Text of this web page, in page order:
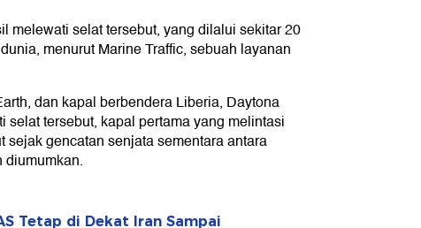
melewati selat tersebut, yang dilalui sekitar 20
menurut Marine Traffic, sebuah layanan
dan kapal berbendera Liberia, Daytona
selat tersebut, kapal pertama yang melintasi
sejak gencatan senjata sementara antara
diumumkan.
Tetap di Dekat Iran Sampai